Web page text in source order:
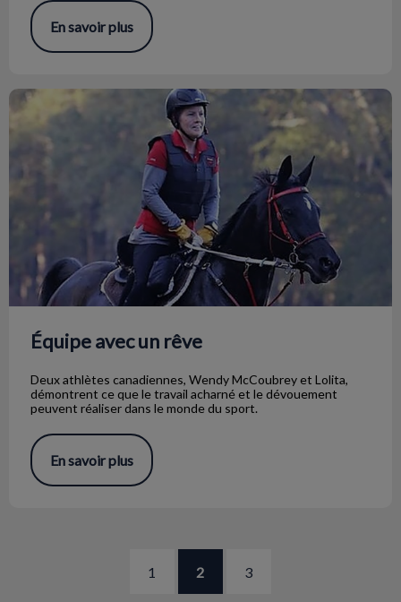
En savoir plus
Équipe avec un rêve
Équipe avec un rêve
Deux athlètes canadiennes, Wendy McCoubrey et Lolita,
démontrent ce que le travail acharné et le dévouement
peuvent réaliser dans le monde du sport.
En savoir plus
1 2 3